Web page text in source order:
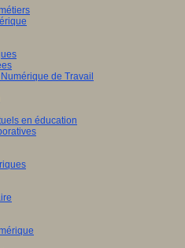
de Travail
en éducation